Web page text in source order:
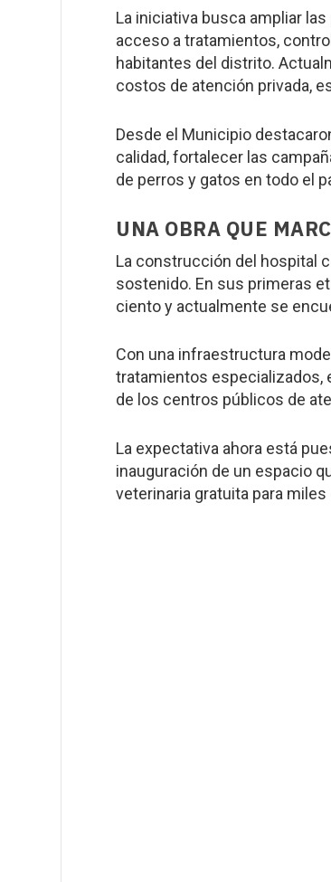
La iniciativa busca ampliar
acceso a tratamientos,
habitantes del distrito.
costos de atención privada,
Desde el Municipio
calidad, fortalecer las
de perros y gatos en todo el
UNA OBRA QUE
La construcción del hospital
sostenido. En sus primeras
ciento y actualmente se
Con una infraestructura
tratamientos especializados,
de los centros públicos de
La expectativa ahora está
inauguración de un espacio
veterinaria gratuita para